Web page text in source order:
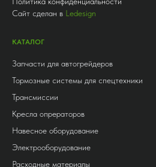
Сайт сделан в Ledesign
КАТАЛОГ
Запчасти для автогрейдеров
Тормозные системы для спецтехники
Трансмиссии
Кресла опрераторов
Навесное оборудование
Электрооборудование
Расходные материалы